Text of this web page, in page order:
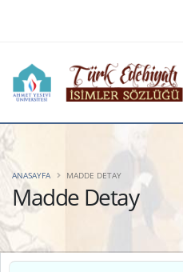
Madde Detay
ANASAYFA MADDE DETAY